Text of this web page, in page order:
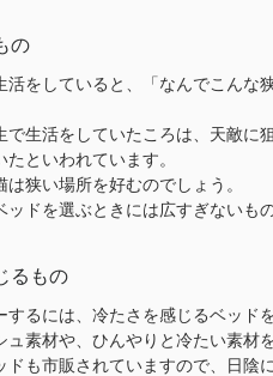
の
活をしていると、「なんでこんな
で生活をしていたころは、天敵に
たといわれています。
は狭い場所を好むのでしょう。
ッドを選ぶときには広すぎないも
るもの
するには、冷たさを感じるベッド
ュ素材や、ひんやりと冷たい素材
ドも市販されていますので、日陰